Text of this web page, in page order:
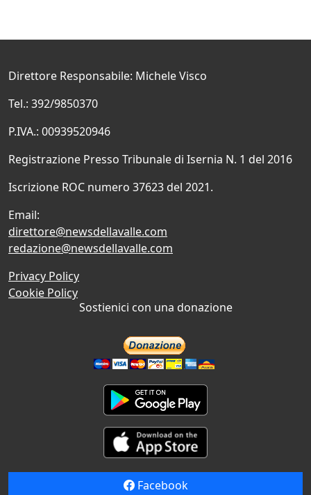
Direttore Responsabile: Michele Visco
Tel.: 392/9850370
P.IVA.: 00939520946
Registrazione Presso Tribunale di Isernia N. 1 del 2016
Iscrizione ROC numero 37623 del 2021.
Email:
direttore@newsdellavalle.com
redazione@newsdellavalle.com
Privacy Policy
Cookie Policy
Sostienici con una donazione
Facebook